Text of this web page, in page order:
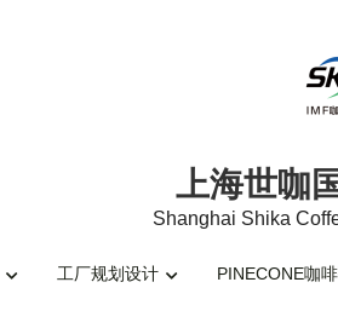
上海世咖
Shanghai Shika
工厂规划设计 PINECONE咖
上海世咖
Shanghai Shika
工厂规划设计 PINECONE咖